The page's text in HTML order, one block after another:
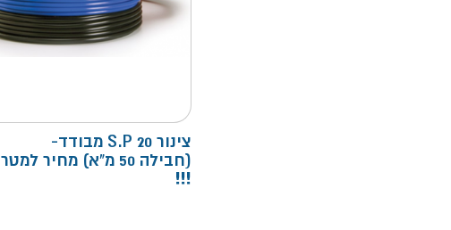
צינור S.P 20 מבודד-
(חבילה 50 מ"א) מחיר למטר
!!!